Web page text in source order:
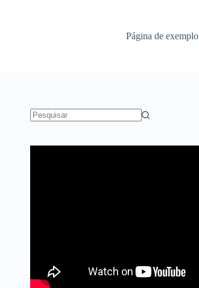
Página de exemplo